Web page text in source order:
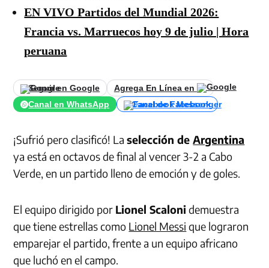
EN VIVO Partidos del Mundial 2026:
Francia vs. Marruecos hoy 9 de julio | Hora
peruana
Seguir en Google
Agrega En Línea en
Canal en WhatsApp
Canal de Facebook
¡Sufrió pero clasificó! Laselección deArgentina
ya está en octavos de final al vencer 3-2 a Cabo
Verde, en un partido lleno de emoción y de goles.
El equipo dirigido por Lionel Scalonidemuestra
que tiene estrellas como Lionel Messi que lograron
emparejar el partido, frente a un equipo africano
que luchó en el campo.